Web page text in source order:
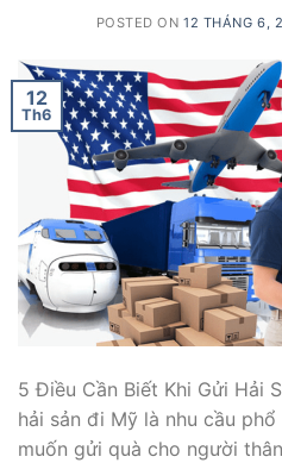
POSTED ON12 THÁNG 6,
12
Th6
5 Điều Cần Biết Khi Gửi Hải
hải sản đi Mỹ là nhu cầu
muốn gửi quà cho người